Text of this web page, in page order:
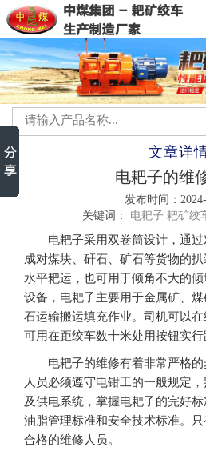
文章详
电耙子的维
发布时间：
关键词： 电耙子 耙矿绞
电耙子采用双卷筒设计，通
成对煤块、矸石、矿石等货物的
水平耙运，也可用于倾角不大的
设备，电耙子主要用于金属矿、
石运输搬运填充作业。司机可以
可用在距绞车数十米处用按钮实行
电耙子的维修有着非常严格
人员必须遵守电钳工的一般规定
及供电系统，掌握电耙子的完好
油脂管理标准和安全技术标准。
合格的维修人员。